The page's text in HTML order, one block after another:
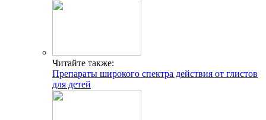
Читайте также:
Препараты широкого спектра действия от глистов
для детей